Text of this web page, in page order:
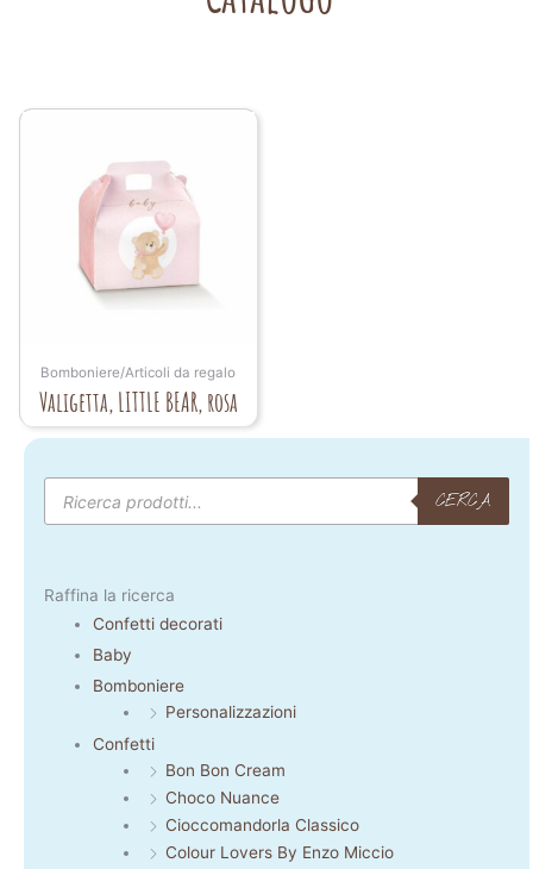
Bomboniere/Articoli da regalo
Valigetta, LITTLE BEAR, rosa
Products
search
CERCA
Raffina la ricerca
Confetti decorati
Baby
Bomboniere
Personalizzazioni
Confetti
Bon Bon Cream
Choco Nuance
Cioccomandorla Classico
Colour Lovers By Enzo Miccio